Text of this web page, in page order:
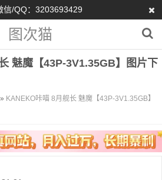
信/QQ：3203693429
图次猫
魅魔【43P-3V1.35GB】图片下
» KANEKO咔喵 8月舰长 魅魔【43P-3V1.35GB】